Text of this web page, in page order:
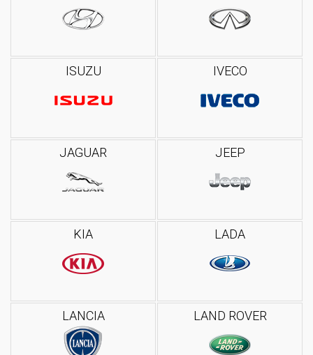
ISUZU IVECO
JAGUAR JEEP
KIA LADA
LANCIA LAND ROVER